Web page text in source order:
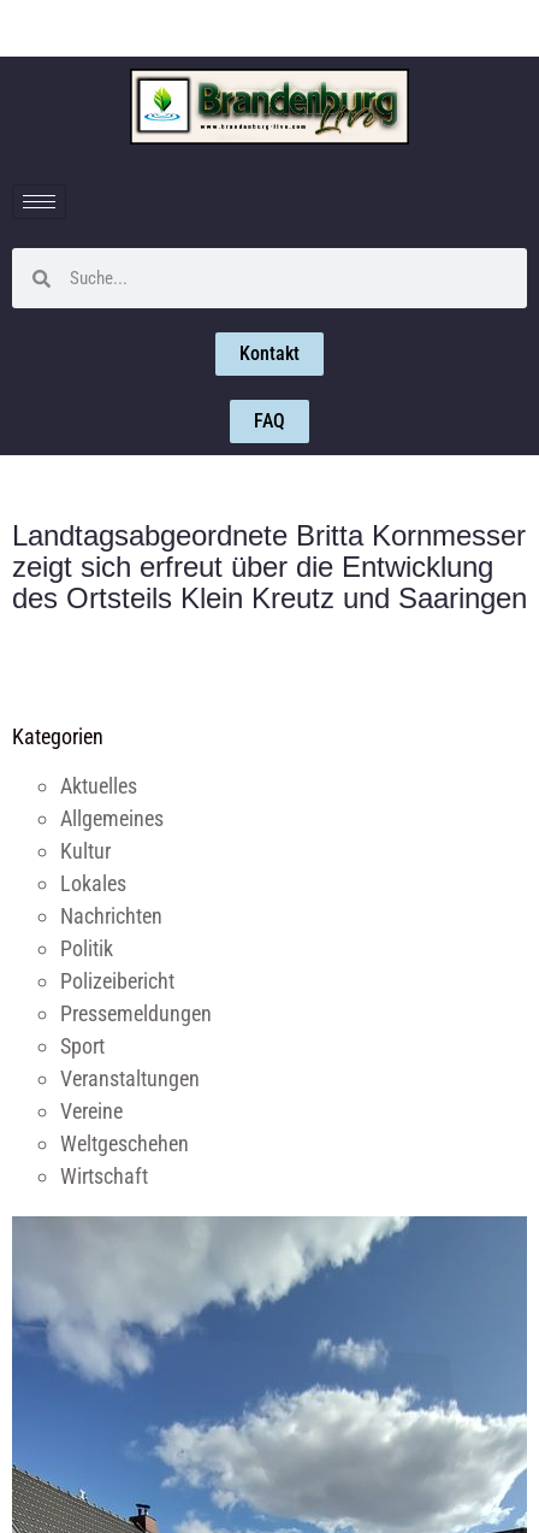
Kontakt
FAQ
Landtagsabgeordnete Britta Kornmesser
zeigt sich erfreut über die Entwicklung
des Ortsteils Klein Kreutz und Saaringen
Kategorien
Aktuelles
Allgemeines
Kultur
Lokales
Nachrichten
Politik
Polizeibericht
Pressemeldungen
Sport
Veranstaltungen
Vereine
Weltgeschehen
Wirtschaft